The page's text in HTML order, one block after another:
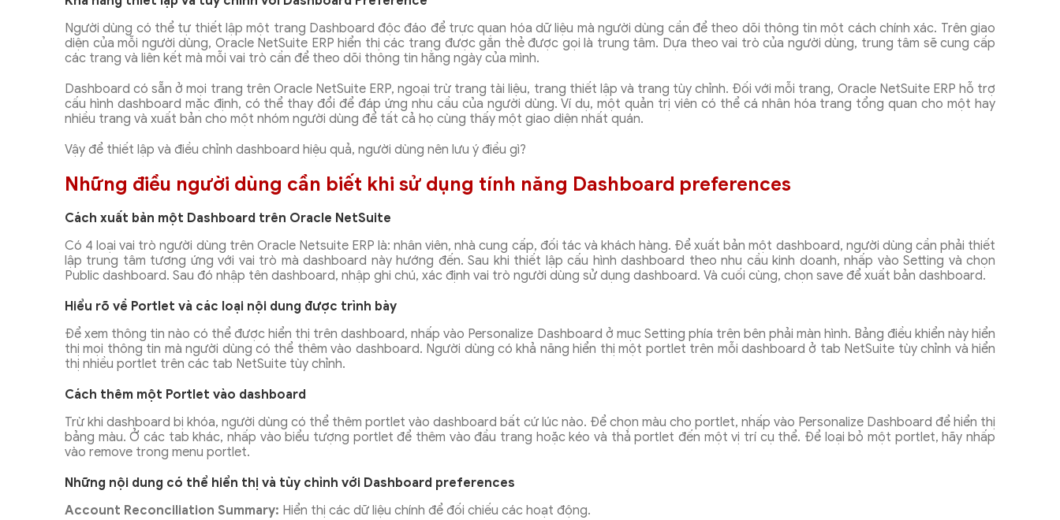
Người dùng có thể tự thiết lập một trang Dashboard độc đáo để trực quan hóa dữ liệu mà người dùng cần để theo dõi thông tin một cách chính xác. Trên giao
diện của mỗi ngườidùng, Oracle NetSuite ERP hiển thị các trang được gắn thẻ được gọi là trung tâm. Dựa theo vai trò của người dùng, trung tâm sẽ cung cấp
các trang và liên kết mà mỗi vai trò cần để theo dõi thông tin hằng ngày của mình.
Dashboard có sẵn ở mọi trang trên Oracle NetSuite ERP, ngoại trừ trang tài liệu, trang thiết lập và trang tùy chỉnh. Đối với mỗi trang, Oracle NetSuite ERP hỗ trợ
cấu hình dashboard mặc định, có thể thay đổi để đáp ứng nhu cầu của người dùng. Ví dụ, một quản trị viên có thể cá nhân hóa trang tổng quan cho một hay
nhiều trang và xuất bản cho một nhóm người dùng để tất cả họ cùng thấy một giao diện nhất quán.
Vậy để thiết lập và điều chỉnh dashboard hiệu quả, người dùng nên lưu ý điều gì?
Những điều người dùng cần biết khi sử dụng tính năng Dashboard preferences
Cách xuất bản một Dashboard trên Oracle NetSuite
Có 4 loại vai trò người dùng trên Oracle Netsuite ERP là: nhân viên, nhà cung cấp, đối tác và khách hàng. Để xuất bản một dashboard, người dùng cần phải thiết
lập trung tâm tương ứng với vai trò mà dashboard này hướng đến. Sau khi thiết lập cấu hình dashboard theo nhu cầu kinh doanh, nhấp vào Setting và chọn
Public dashboard. Sau đó nhập tên dashboard, nhập ghi chú, xác định vai trò người dùng sử dụng dashboard. Và cuối cùng, chọn save để xuất bản dashboard.
Hiểu rõ về Portlet và các loại nội dung được trình bày
Để xem thông tin nào có thể được hiển thị trên dashboard, nhấp vào Personalize Dashboard ở mục Setting phía trên bên phải màn hình. Bảng điều khiển này hiển
thị mọi thông tin mà người dùng có thể thêm vào dashboard. Người dùng có khả năng hiển thị một portlet trên mỗi dashboard ở tab NetSuite tùy chỉnh và hiển
thị nhiều portlet trên các tab NetSuite tùy chỉnh.
Cách thêm một Portlet vào dashboard
Trừ khi dashboard bị khóa, người dùng có thể thêm portlet vào dashboard bất cứ lúc nào. Để chọn màu cho portlet, nhấp vào Personalize Dashboard để hiển thị
bảng màu. Ở các tab khác, nhấp vào biểu tượng portlet để thêm vào đầu trang hoặc kéo và thả portlet đến một vị trí cụ thể. Để loại bỏ một portlet, hãy nhấp
vào remove trong menu portlet.
Những nội dung có thể hiển thị và tùy chỉnh với Dashboard preferences
Account Reconciliation Summary: Hiển thị các dữ liệu chính để đối chiếu các hoạt động.